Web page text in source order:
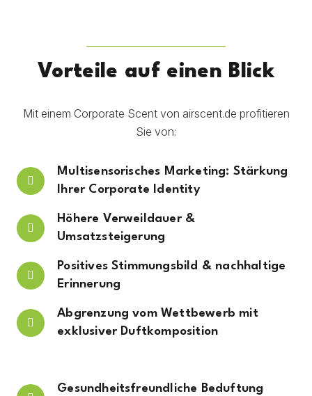
Vorteile auf einen Blick
Mit einem Corporate Scent von airscent.de profitieren
Sie von:
Multisensorisches Marketing: Stärkung
Ihrer Corporate Identity
Höhere Verweildauer &
Umsatzsteigerung
Positives Stimmungsbild & nachhaltige
Erinnerung
Abgrenzung vom Wettbewerb mit
exklusiver Duftkomposition
Gesundheitsfreundliche Beduftung